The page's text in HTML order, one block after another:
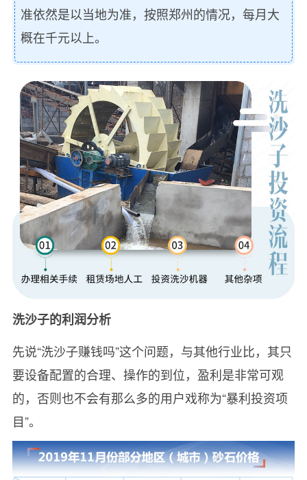
准依然是以当地为准，按照郑州的情况，每月大
概在千元以上。
洗沙子的利润分析
先说“洗沙子赚钱吗”这个问题，与其他行业比，其只
要设备配置的合理、操作的到位，盈利是非常可观
的，否则也不会有那么多的用户戏称为“暴利投资项
目”。